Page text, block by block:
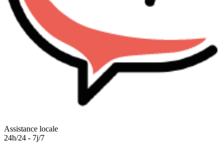
Assistance locale
24h/24 - 7j/7